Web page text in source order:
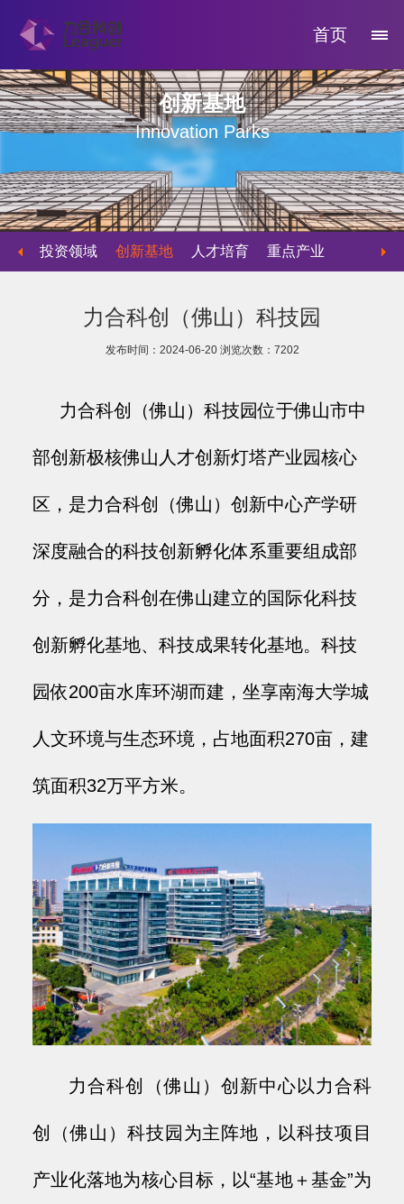
首页
创新基地
Innovation Parks
投资领域 创新基地 人才培育 重点产业 物业运营
力合科创（佛山）科技园
发布时间：2024-06-20 浏览次数： 7202
力合科创（佛山）科技园位于佛山市中
部创新极核佛山人才创新灯塔产业园核心
区，是力合科创（佛山）创新中心产学研
深度融合的科技创新孵化体系重要组成部
分，是力合科创在佛山建立的国际化科技
创新孵化基地、科技成果转化基地。科技
园依200亩水库环湖而建，坐享南海大学城
人文环境与生态环境，占地面积270亩，建
筑面积32万平方米。
力合科创（佛山）创新中心以力合科
创（佛山）科技园为主阵地，以科技项目
产业化落地为核心目标，以“基地＋基金”为